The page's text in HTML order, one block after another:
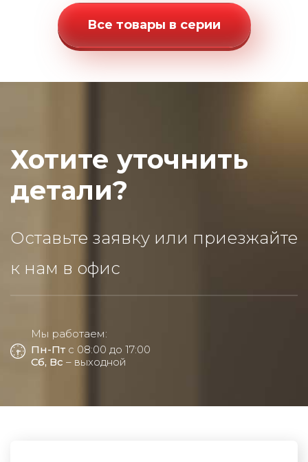
Все товары в серии
Хотите уточнить
детали?
Оставьте заявку или приезжайте
к нам в офис
Мы работаем:
Пн-Пт с 08:00 до 17:00
Сб, Вс – выходной